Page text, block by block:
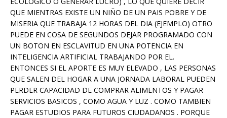
QUE MIENTRAS EXISTE UN NIÑO DE UN PAIS POBRE Y DE
MISERIA QUE TRABAJA 12 HORAS DEL DIA (EJEMPLO) OTRO
PUEDE EN COSA DE SEGUNDOS DEJAR PROGRAMADO CON
UN BOTON EN ESCLAVITUD EN UNA POTENCIA EN
INTELIGENCIA ARTIFICIAL TRABAJANDO POR EL.
ENTONCES SI EL APORTE ES MUY ELEVADO , LAS PERSONAS
QUE SALEN DEL HOGAR A UNA JORNADA LABORAL PUEDEN
PERDER CAPACIDAD DE COMPRAR ALIMENTOS Y PAGAR
SERVICIOS BASICOS , COMO AGUA Y LUZ . COMO TAMBIEN
PAGAR ESTUDIOS PARA FUTUROS CIUDADANOS . PORQUE